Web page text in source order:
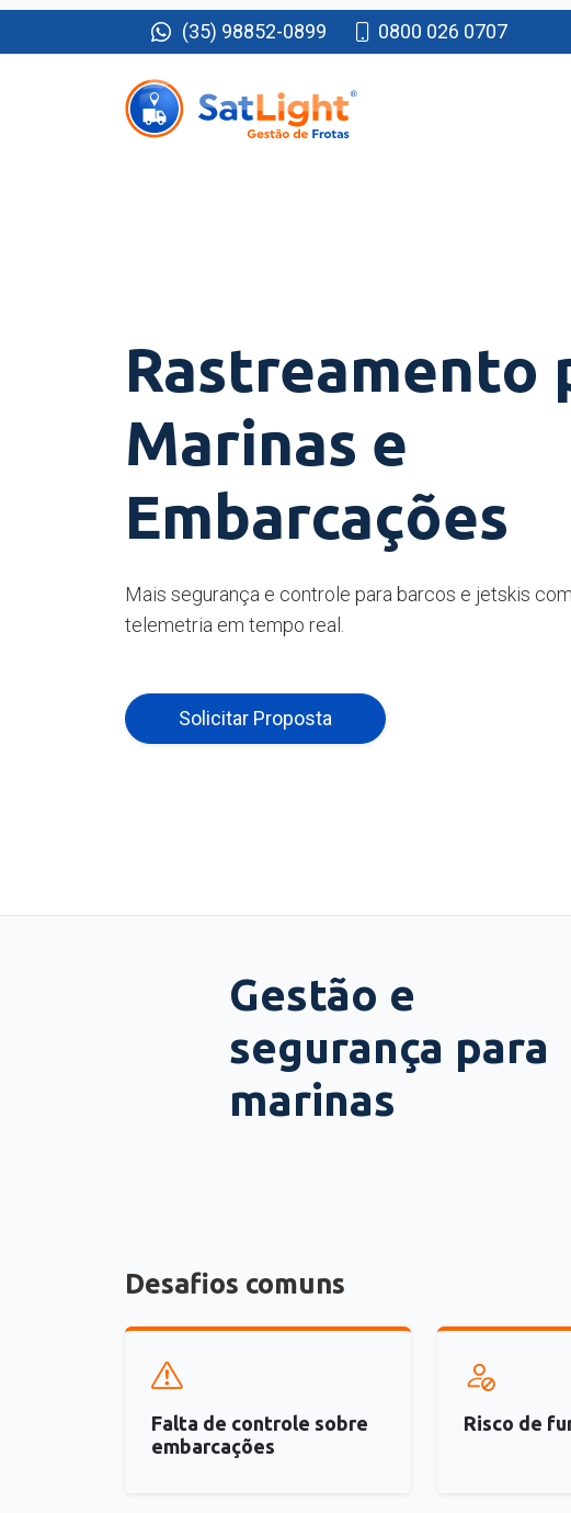
(35) 98852-0899 0800 026 0707
Rastreamento
Marinas e
Embarcações
Mais segurança e controle para barcos e jetskis
telemetria em tempo real.
Solicitar Proposta
Gestão e
segurança para
marinas
Desafios comuns
Falta de controle sobre
embarcações
Risco de